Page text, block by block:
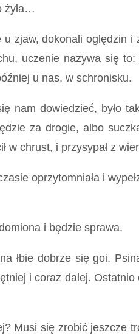
żyła…
dokonali oględzin i
uczenie nazywa się
u nas, w schronisku.
było tak:
za drogie, albo
w chrust, i przysypał z
i
i będzie sprawa.
się goi. Psina z
i coraz dalej. Ostatnio
się zrobić jeszcze